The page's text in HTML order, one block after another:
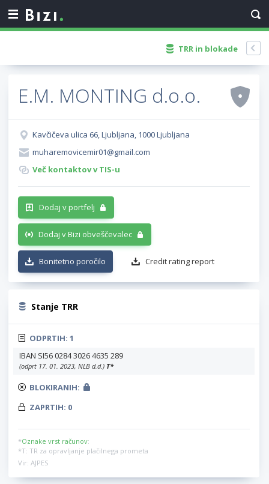
TRR in blokade
E.M. MONTING d.o.o.
Kavčičeva ulica 66, Ljubljana, 1000 Ljubljana
muharemovicemir01@gmail.com
Več kontaktov v TIS-u
Dodaj v portfelj
Dodaj v Bizi obveščevalec
Bonitetno poročilo Credit rating report
Stanje TRR
ODPRTIH: 1
IBAN SI56 0284 3026 4635 289
(odprt 17. 01. 2023, NLB d.d.) T*
BLOKIRANIH:
ZAPRTIH: 0
*Oznake vrst računov:
*T: TR za opravljanje plačilnega prometa
Vir: AJPES